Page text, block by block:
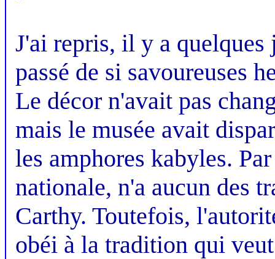
J'ai repris, il y a
passé de si savoureuses
Le décor n'avait pas
mais le musée avait
les amphores kabyles.
nationale, n'a aucun des
Carthy. Toutefois,
obéi à la tradition qui